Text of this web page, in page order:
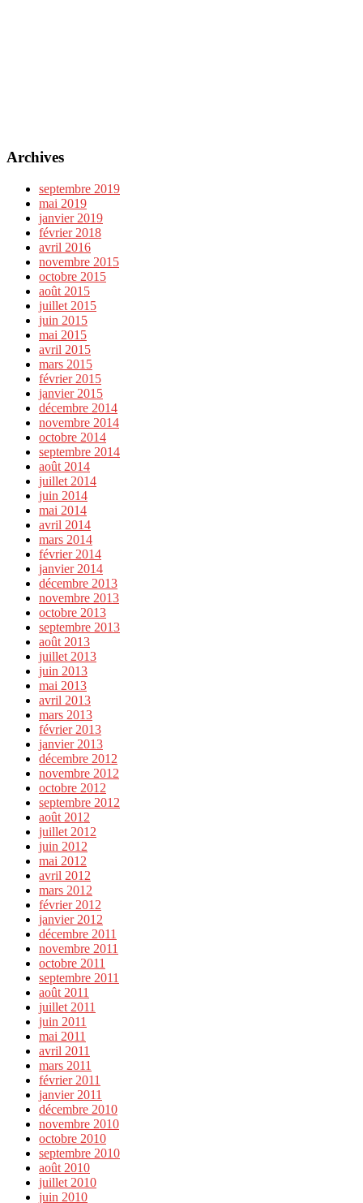
Archives
septembre 2019
mai 2019
janvier 2019
février 2018
avril 2016
novembre 2015
octobre 2015
août 2015
juillet 2015
juin 2015
mai 2015
avril 2015
mars 2015
février 2015
janvier 2015
décembre 2014
novembre 2014
octobre 2014
septembre 2014
août 2014
juillet 2014
juin 2014
mai 2014
avril 2014
mars 2014
février 2014
janvier 2014
décembre 2013
novembre 2013
octobre 2013
septembre 2013
août 2013
juillet 2013
juin 2013
mai 2013
avril 2013
mars 2013
février 2013
janvier 2013
décembre 2012
novembre 2012
octobre 2012
septembre 2012
août 2012
juillet 2012
juin 2012
mai 2012
avril 2012
mars 2012
février 2012
janvier 2012
décembre 2011
novembre 2011
octobre 2011
septembre 2011
août 2011
juillet 2011
juin 2011
mai 2011
avril 2011
mars 2011
février 2011
janvier 2011
décembre 2010
novembre 2010
octobre 2010
septembre 2010
août 2010
juillet 2010
juin 2010